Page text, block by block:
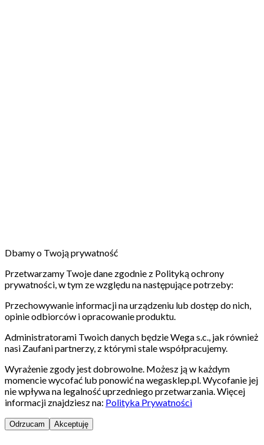
Dbamy o Twoją prywatność
Przetwarzamy Twoje dane zgodnie z Polityką ochrony
prywatności, w tym ze względu na następujące potrzeby:
Przechowywanie informacji na urządzeniu lub dostęp do nich,
opinie odbiorców i opracowanie produktu.
Administratorami Twoich danych będzie Wega s.c., jak również
nasi Zaufani partnerzy, z którymi stale współpracujemy.
Wyrażenie zgody jest dobrowolne. Możesz ją w każdym
momencie wycofać lub ponowić na wegasklep.pl. Wycofanie jej
nie wpływa na legalność uprzedniego przetwarzania. Więcej
informacji znajdziesz na: Polityka Prywatności
Odrzucam Akceptuję